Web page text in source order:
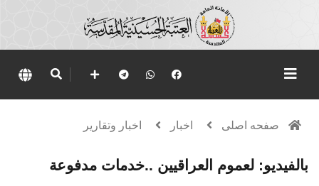
صفحه اصلی اخبار اخبار وتقارير
بالفيديو: لعموم العراقيين ..خدمات مدفوعة